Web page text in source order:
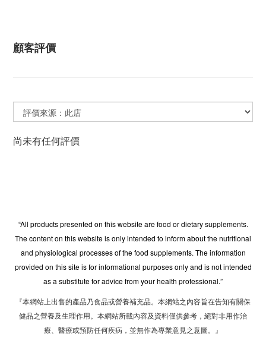
顧客評價
尚未有任何評價
“All products presented on this website are food or dietary supplements.
The content on this website is only intended to inform about the nutritional
and physiological processes of the food supplements. The information
provided on this site is for informational purposes only and is not intended
as a substitute for advice from your health professional.”
『本網站上出售的產品乃食品或營養補充品。本網站之內容旨在告知有關保
健品之營養及生理作用。本網站所載內容及資料僅供參考，絕對非用作治
療、醫療或預防任何疾病，並無作為專業意見之意圖。』